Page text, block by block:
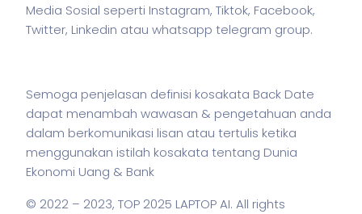
Media Sosial seperti Instagram, Tiktok, Facebook,
Twitter, Linkedin atau whatsapp telegram group.
Semoga penjelasan definisi kosakata Back Date
dapat menambah wawasan & pengetahuan anda
dalam berkomunikasi lisan atau tertulis ketika
menggunakan istilah kosakata tentang Dunia
Ekonomi Uang & Bank
© 2022 – 2023, TOP 2025 LAPTOP AI. All rights